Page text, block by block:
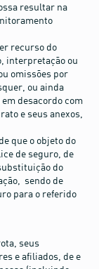
resultar na
recurso do
interpretação ou
omissões por
ou ainda
desacordo com
e seus anexos,
que o objeto do
de seguro, de
do
sendo de
para o referido
seus
e afiliados, de e